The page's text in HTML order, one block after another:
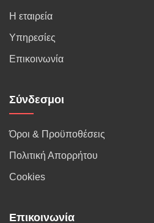
Η εταιρεία
Υπηρεσίες
Επικοινωνία
Σύνδεσμοι
Όροι & Προϋποθέσεις
Πολιτική Απορρήτου
Cookies
Επικοινωνία